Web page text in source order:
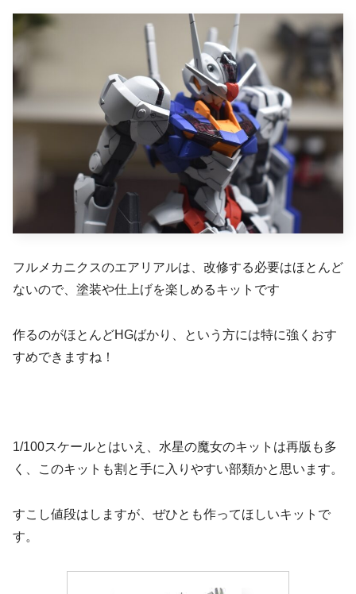
フルメカニクスのエアリアルは、改修する必要はほとんど
ないので、塗装や仕上げを楽しめるキットです
作るのがほとんどHGばかり、という方には特に強くおす
すめできますね！
1/100スケールとはいえ、水星の魔女のキットは再版も多
く、このキットも割と手に入りやすい部類かと思います。
すこし値段はしますが、ぜひとも作ってほしいキットで
す。